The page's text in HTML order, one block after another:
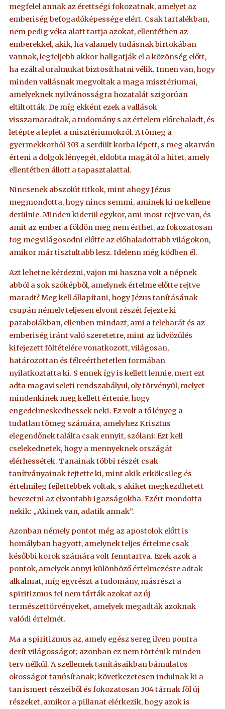
megfelel annak az érettségi fokozatnak, amelyet az
emberiség befogadóképessége elért. Csak tartalékban,
nem pedig véka alatt tartja azokat, ellentétben az
emberekkel, akik, ha valamely tudásnak birtokában
vannak, legfeljebb akkor hallgatják el a közönség előtt,
ha ezáltal uralmukat biztosíthatni vélik. Innen van, hogy
minden vallásnak megvoltak a maga misztériumai,
amelyeknek nyilvánosságra hozatalát szigorúan
eltiltották. De míg ekként ezek a vallások
visszamaradtak, a tudomány s az értelem előrehaladt, és
letépte a leplet a misztériumokról. A tömeg a
gyermekkorból 303 a serdült korba lépett, s meg akarván
érteni a dolgok lényegét, eldobta magától a hitet, amely
ellentétben állott a tapasztalattal.
Nincsenek abszolút titkok, mint ahogy Jézus
megmondotta, hogy nincs semmi, aminek ki ne kellene
derülnie. Minden kiderül egykor, ami most rejtve van, és
amit az ember a földön meg nem érthet, az fokozatosan
fog megvilágosodni előtte az előhaladottabb világokon,
amikor már tisztultabb lesz. Idelenn még ködben él.
Azt lehetne kérdezni, vajon mi haszna volt a népnek
abból a sok szóképből, amelynek értelme előtte rejtve
maradt? Meg kell állapítani, hogy Jézus tanításának
csupán némely teljesen elvont részét fejezte ki
parabolákban, ellenben mindazt, ami a felebarát és az
emberiség iránt való szeretetre, mint az üdvözülés
kifejezett föltételére vonatkozott, világosan,
határozottan és félreérthetetlen formában
nyilatkoztatta ki. S ennek így is kellett lennie, mert ezt
adta magaviseleti rendszabályul, oly törvényül, melyet
mindenkinek meg kellett értenie, hogy
engedelmeskedhessek neki. Ez volt a fő lényeg a
tudatlan tömeg számára, amelyhez Krisztus
elegendőnek találta csak ennyit, szólani: Ezt kell
cselekednetek, hogy a mennyeknek országát
elérhessétek. Tanainak többi részét csak
tanítványainak fejtette ki, mint akik erkölcsileg és
értelmileg fejlettebbek voltak, s akiket megkezdhetett
bevezetni az elvontabb igazságokba. Ezért mondotta
nekik: „Akinek van, adatik annak”.
Azonban némely pontot még az apostolok előtt is
homályban hagyott, amelynek teljes értelme csak
későbbi korok számára volt fenntartva. Ezek azok a
pontok, amelyek annyi különböző értelmezésre adtak
alkalmat, míg egyrészt a tudomány, másrészt a
spiritizmus fel nem tárták azokat az új
természettörvényeket, amelyek megadták azoknak
valódi értelmét.
Ma a spiritizmus az, amely egész sereg ilyen pontra
derít világosságot; azonban ez nem történik minden
terv nélkül. A szellemek tanításaikban bámulatos
okosságot tanúsítanak; következetesen indulnak ki a
tan ismert részeiből és fokozatosan 304 tárnak föl új
részeket, amikor a pillanat elérkezik, hogy azok is